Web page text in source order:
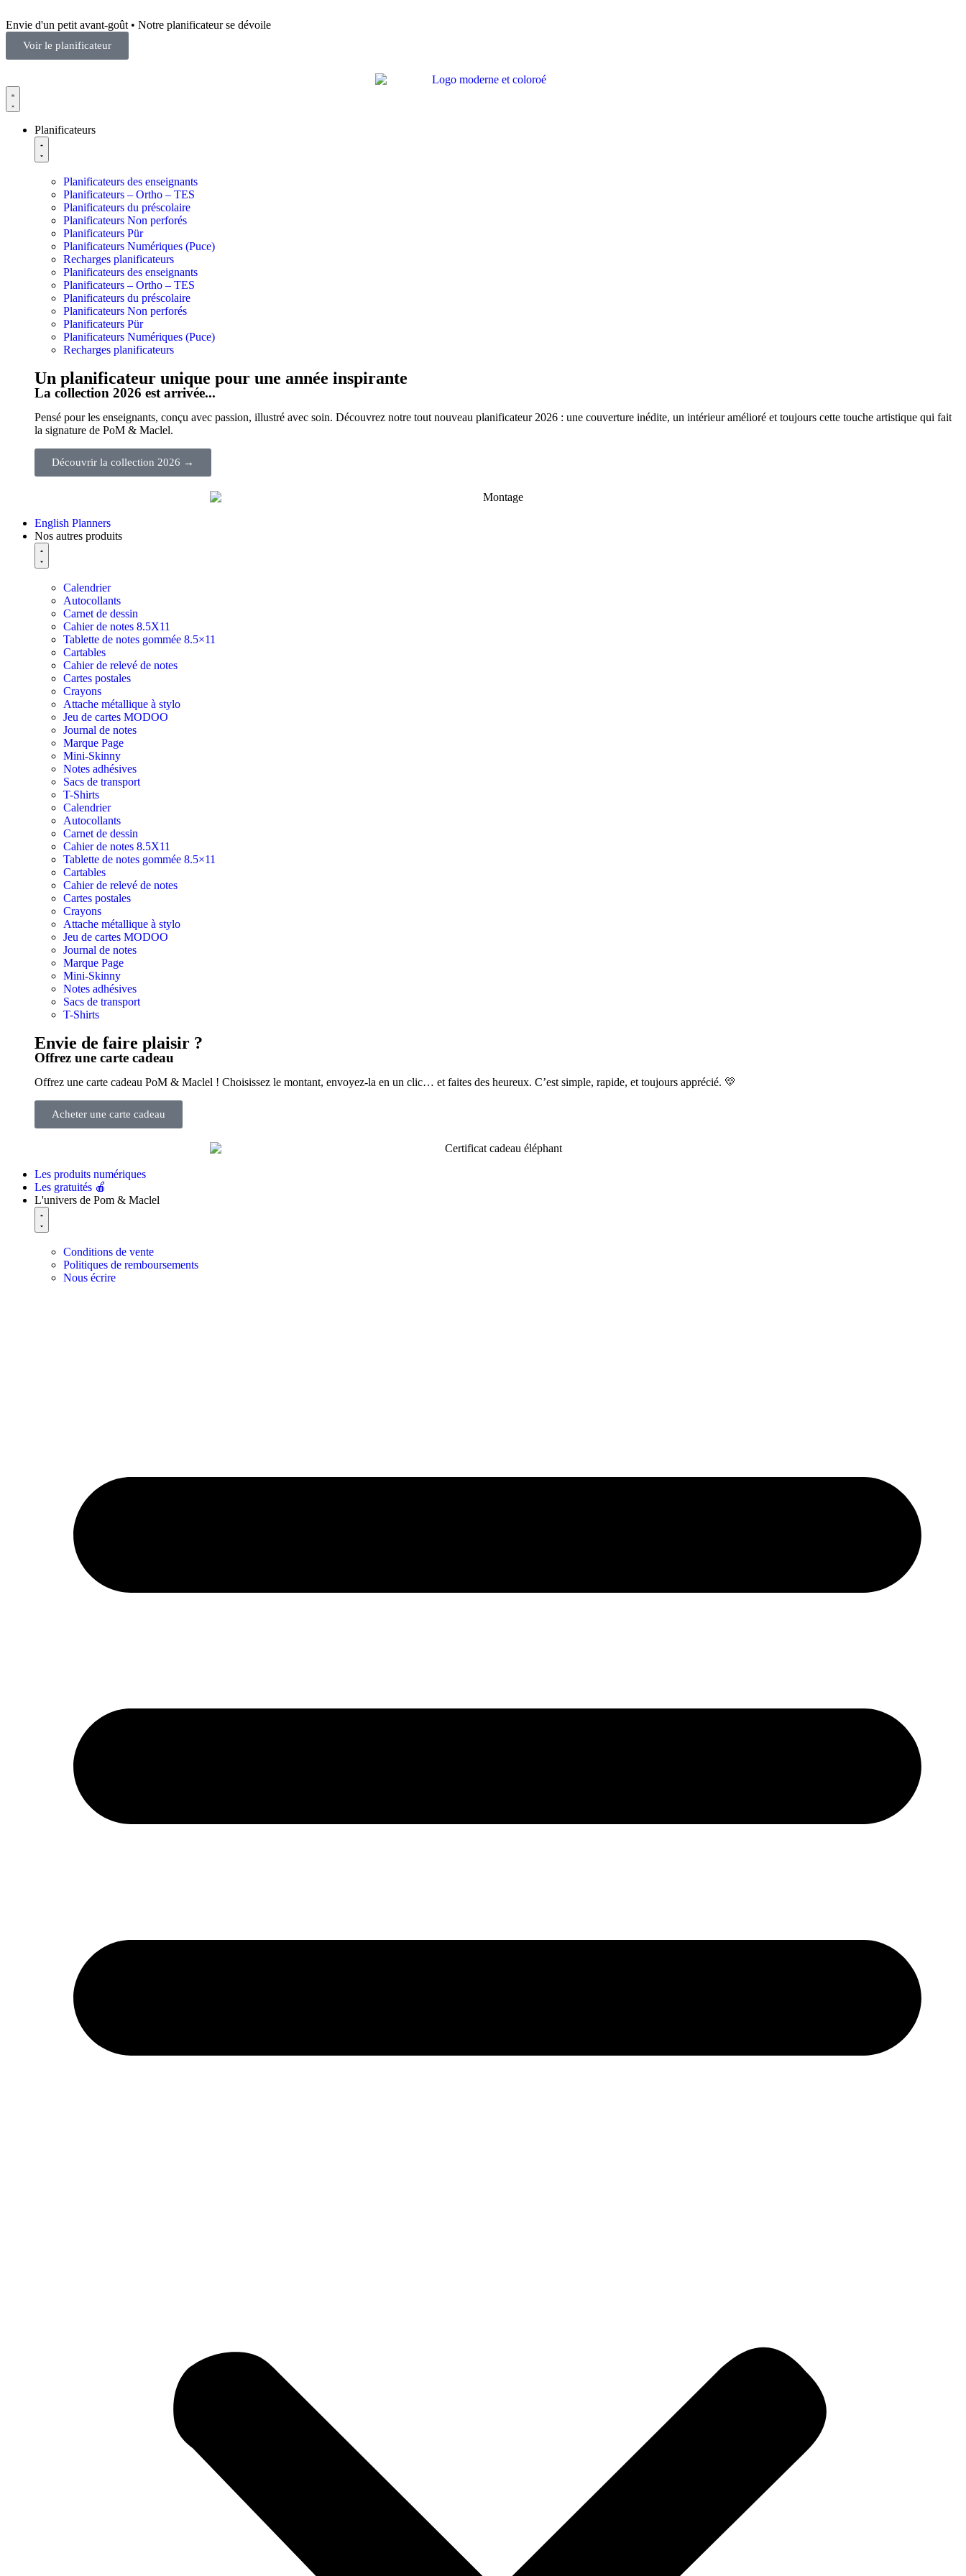
Envie d'un petit avant-goût • Notre planificateur se dévoile
Voir le planificateur
Planificateurs
Planificateurs des enseignants
Planificateurs – Ortho – TES
Planificateurs du préscolaire
Planificateurs Non perforés
Planificateurs Pür
Planificateurs Numériques (Puce)
Recharges planificateurs
Planificateurs des enseignants
Planificateurs – Ortho – TES
Planificateurs du préscolaire
Planificateurs Non perforés
Planificateurs Pür
Planificateurs Numériques (Puce)
Recharges planificateurs
Un planificateur unique pour une année inspirante
La collection 2026 est arrivée...
Pensé pour les enseignants, conçu avec passion, illustré avec soin. Découvrez notre tout nouveau planificateur 2026 : une couverture inédite, un intérieur amélioré et toujours cette touche artistique qui fait
la signature de PoM & Maclel.
Découvrir la collection 2026 →
English Planners
Nos autres produits
Calendrier
Autocollants
Carnet de dessin
Cahier de notes 8.5X11
Tablette de notes gommée 8.5×11
Cartables
Cahier de relevé de notes
Cartes postales
Crayons
Attache métallique à stylo
Jeu de cartes MODOO
Journal de notes
Marque Page
Mini-Skinny
Notes adhésives
Sacs de transport
T-Shirts
Calendrier
Autocollants
Carnet de dessin
Cahier de notes 8.5X11
Tablette de notes gommée 8.5×11
Cartables
Cahier de relevé de notes
Cartes postales
Crayons
Attache métallique à stylo
Jeu de cartes MODOO
Journal de notes
Marque Page
Mini-Skinny
Notes adhésives
Sacs de transport
T-Shirts
Envie de faire plaisir ?
Offrez une carte cadeau
Offrez une carte cadeau PoM & Maclel ! Choisissez le montant, envoyez-la en un clic… et faites des heureux. C’est simple, rapide, et toujours apprécié. 💛
Acheter une carte cadeau
Les produits numériques
Les gratuités 🍎
L'univers de Pom & Maclel
Conditions de vente
Politiques de remboursements
Nous écrire